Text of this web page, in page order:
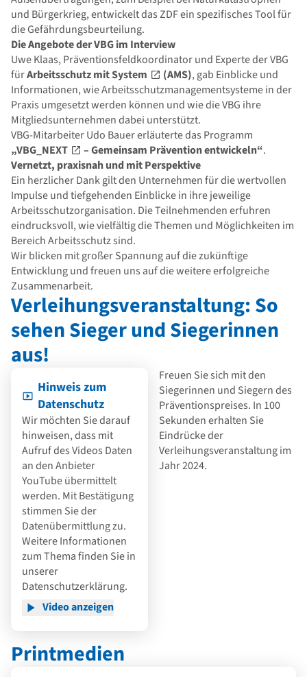
und Bürgerkrieg, entwickelt das ZDF ein spezifisches Tool für
die Gefährdungsbeurteilung.
Die Angebote der VBG im Interview
Uwe Klaas, Präventionsfeldkoordinator und Experte der VBG
fürArbeitsschutz mit System (AMS), gab Einblicke und
Informationen, wie Arbeitsschutzmanagementsysteme in der
Praxis umgesetzt werden können und wie die VBG ihre
Mitgliedsunternehmen dabei unterstützt.
VBG-Mitarbeiter Udo Bauer erläuterte das Programm
„VBG_NEXT
– Gemeinsam Prävention entwickeln“.
Vernetzt, praxisnah und mit Perspektive
Ein herzlicher Dank gilt den Unternehmen für die wertvollen
Impulse und tiefgehenden Einblicke in ihre jeweilige
Arbeitsschutzorganisation. Die Teilnehmenden erfuhren
eindrucksvoll, wie vielfältig die Themen und Möglichkeiten im
Bereich Arbeitsschutz sind.
Wir blicken mit großer Spannung auf die zukünftige
Entwicklung und freuen uns auf die weitere erfolgreiche
Zusammenarbeit.
Verleihungsveranstaltung: So
sehen Sieger und Siegerinnen
aus!
Hinweis zum
Datenschutz
Wir möchten Sie darauf
hinweisen, dass mit
Aufruf des Videos Daten
an den Anbieter
YouTube übermittelt
werden. Mit Bestätigung
stimmen Sie der
Datenübermittlung zu.
Weitere Informationen
zum Thema finden Sie in
unserer
Datenschutzerklärung.
Video anzeigen
Freuen Sie sich mit den
Siegerinnen und Siegern des
Präventionspreises. In 100
Sekunden erhalten Sie
Eindrücke der
Verleihungsveranstaltung im
Jahr 2024.
Printmedien